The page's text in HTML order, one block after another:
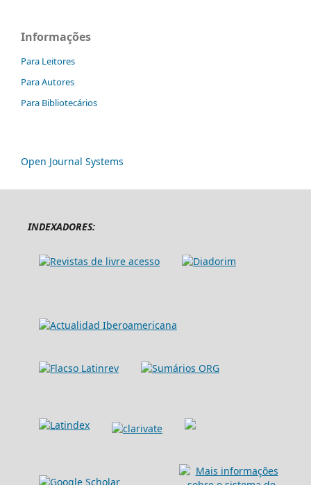
Informações
Para Leitores
Para Autores
Para Bibliotecários
Open Journal Systems
INDEXADORES: